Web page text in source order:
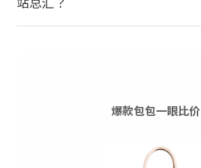
爆款包包一眼比价